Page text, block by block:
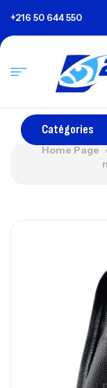
+216 50 644 550
Catégories
Home Page